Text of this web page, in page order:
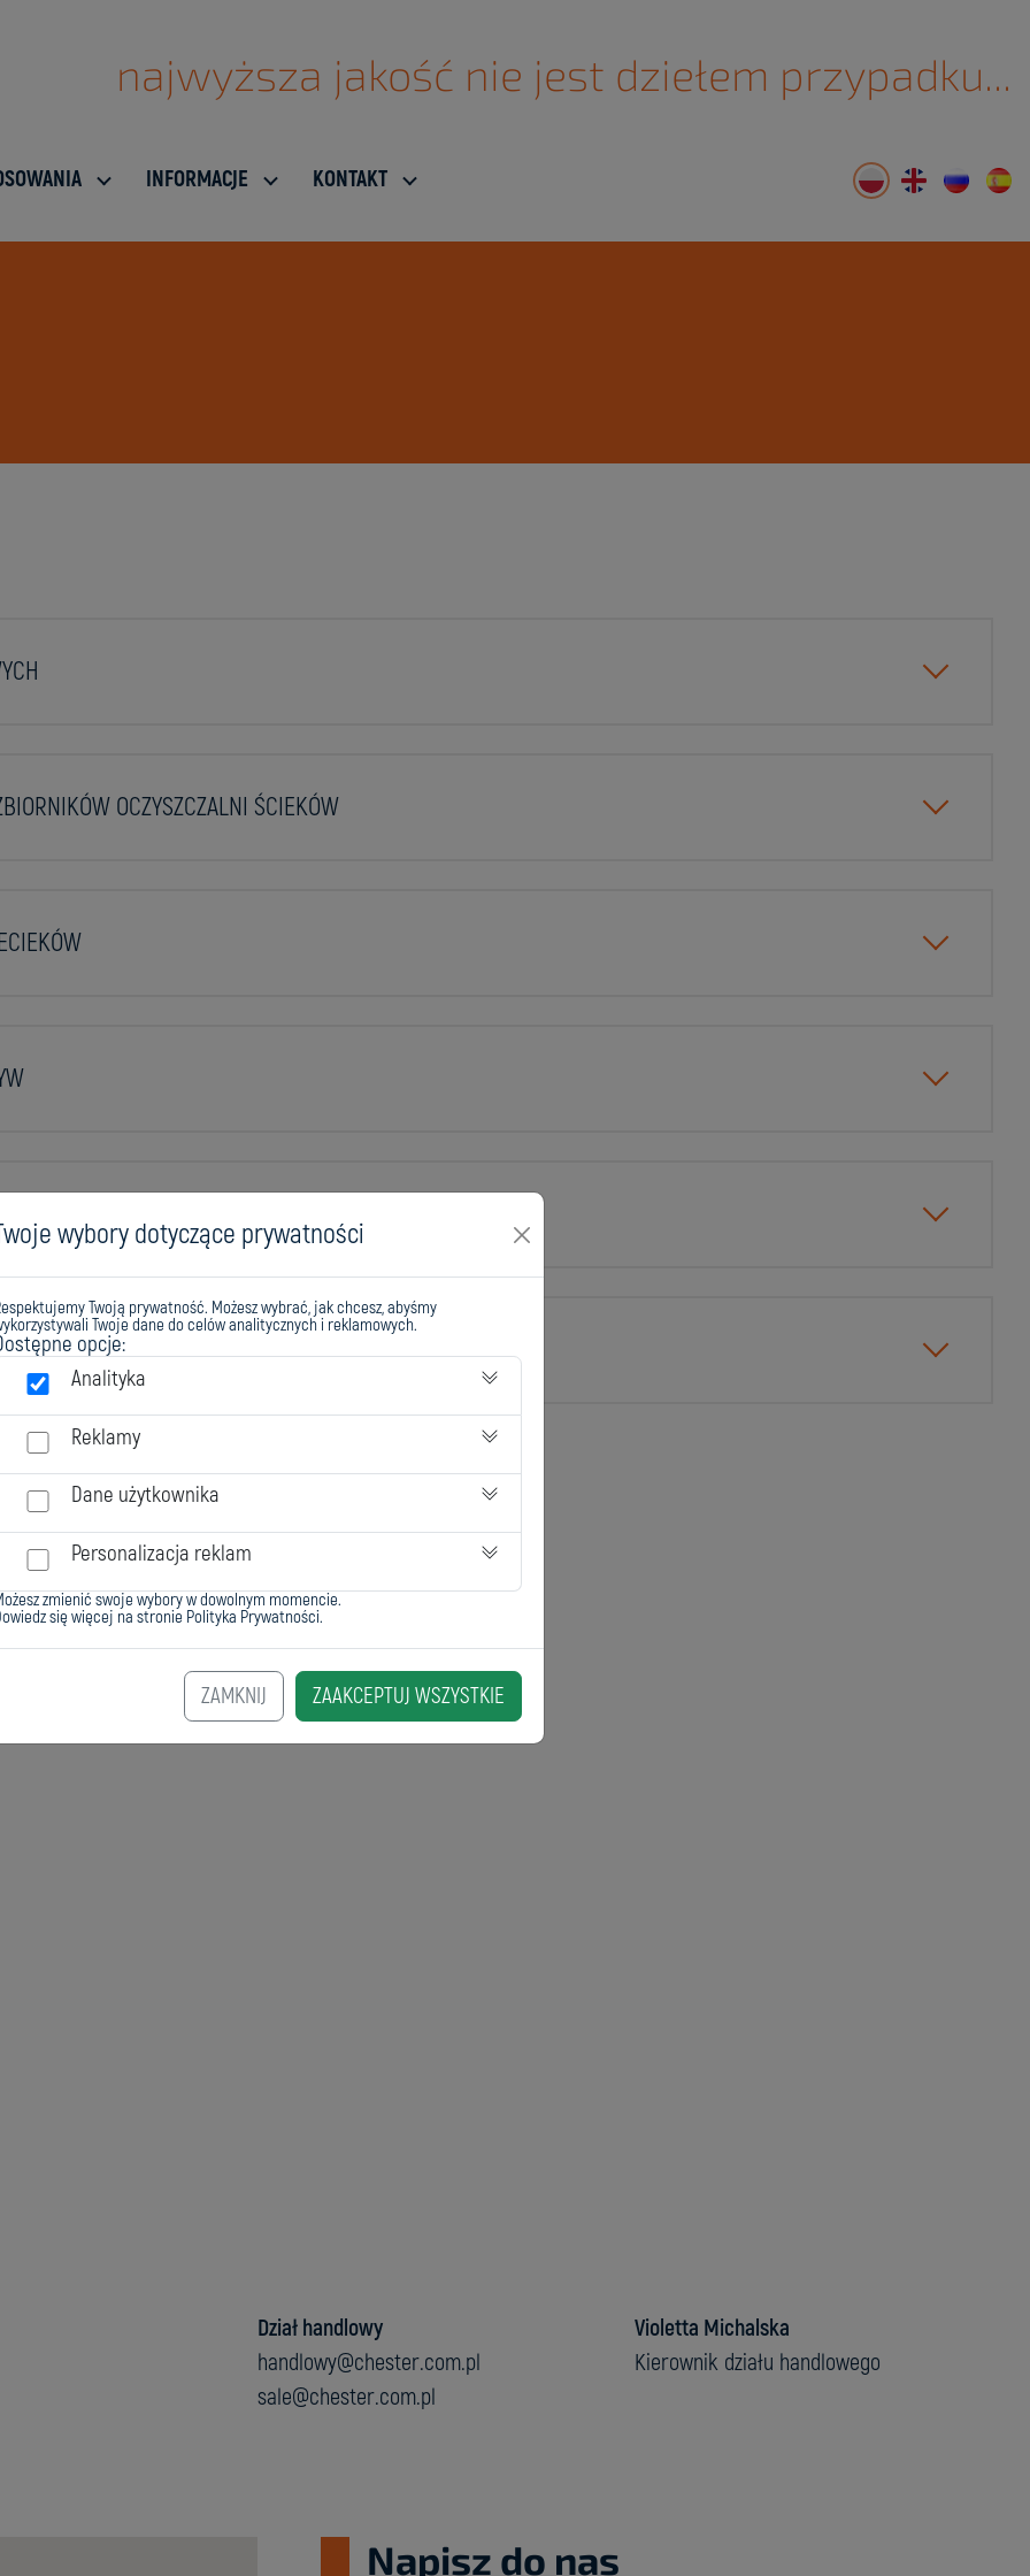
najwyższa jakość nie jest dziełem przypadku...
INFORMACJE KONTAKT
OCZYSZCZALNI ŚCIEKÓW
Dział handlowy
handlowy@chester.com.pl
sale@chester.com.pl
Violetta Michalska
Kierownik działu handlowego
Napisz do nas
wybory dotyczące prywatności
Twoją prywatność. Możesz wybrać, jak chcesz, abyśmy
Twoje dane do celów analitycznych i reklamowych.
opcje:
Analityka
Reklamy
Dane użytkownika
Personalizacja reklam
zmienić swoje wybory w dowolnym momencie.
się więcej na stronie Polityka Prywatności.
ZAMKNIJ ZAAKCEPTUJ WSZYSTKIE